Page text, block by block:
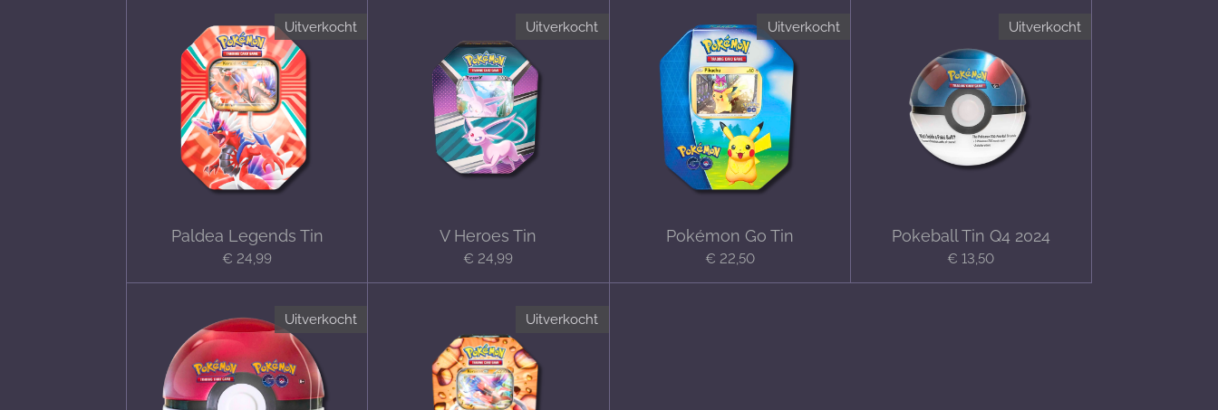
Uitverkocht
Paldea Legends Tin
€ 24,99
Uitverkocht
V Heroes Tin
€ 24,99
Uitverkocht
Pokémon Go Tin
€ 22,50
Uitverkocht
Pokeball Tin Q4 2024
€ 13,50
Uitverkocht Uitverkocht